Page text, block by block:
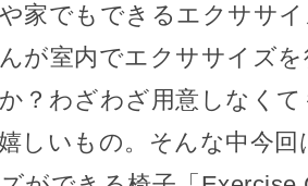
家でもできるエクササ
が室内でエクササイズ
？わざわざ用意しなく
しいもの。そんな中今回